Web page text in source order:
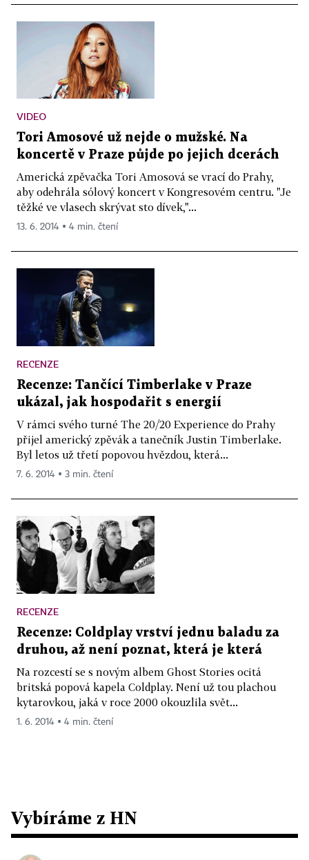
VIDEO
Tori Amosové už nejde o mužské. Na
koncertě v Praze půjde po jejich dcerách
Americká zpěvačka Tori Amosová se vrací do Prahy,
aby odehrála sólový koncert v Kongresovém centru. "Je
těžké ve vlasech skrývat sto dívek,"...
13. 6. 2014 ▪ 4 min. čtení
RECENZE
Recenze: Tančící Timberlake v Praze
ukázal, jak hospodařit s energií
V rámci svého turné The 20/20 Experience do Prahy
přijel americký zpěvák a tanečník Justin Timberlake.
Byl letos už třetí popovou hvězdou, která...
7. 6. 2014 ▪ 3 min. čtení
RECENZE
Recenze: Coldplay vrství jednu baladu za
druhou, až není poznat, která je která
Na rozcestí se s novým albem Ghost Stories ocitá
britská popová kapela Coldplay. Není už tou plachou
kytarovkou, jaká v roce 2000 okouzlila svět...
1. 6. 2014 ▪ 4 min. čtení
Vybíráme z HN